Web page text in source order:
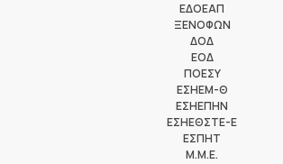
ΕΔΟΕΑΠ
ΞΕΝΟΦΩΝ
ΔΟΔ
ΕΟΔ
ΠΟΕΣΥ
ΕΣΗΕΜ-Θ
ΕΣΗΕΠΗΝ
ΕΣΗΕΘΣΤΕ-Ε
ΕΣΠΗΤ
M.M.E.